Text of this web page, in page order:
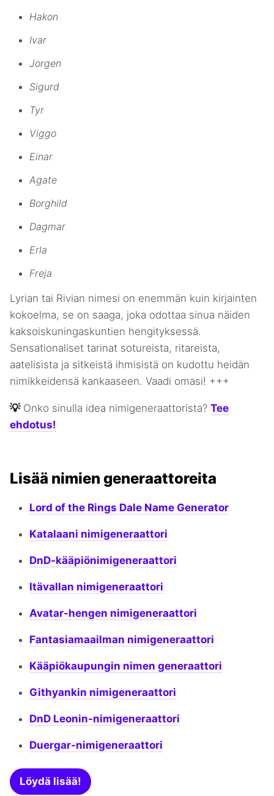
Hakon
Ivar
Jorgen
Sigurd
Tyr
Viggo
Einar
Agate
Borghild
Dagmar
Erla
Freja
Lyrian tai Rivian nimesi on enemmän kuin kirjainten
kokoelma, se on saaga, joka odottaa sinua näiden
kaksoiskuningaskuntien hengityksessä.
Sensationaliset tarinat sotureista, ritareista,
aatelisista ja sitkeistä ihmisistä on kudottu heidän
nimikkeidensä kankaaseen. Vaadi omasi! +++
💡 Onko sinulla idea nimigeneraattorista? Tee
ehdotus!
Lisää nimien generaattoreita
Lord of the Rings Dale Name Generator
Katalaani nimigeneraattori
DnD-kääpiönimigeneraattori
Itävallan nimigeneraattori
Avatar-hengen nimigeneraattori
Fantasiamaailman nimigeneraattori
Kääpiökaupungin nimen generaattori
Githyankin nimigeneraattori
DnD Leonin-nimigeneraattori
Duergar-nimigeneraattori
Löydä lisää!